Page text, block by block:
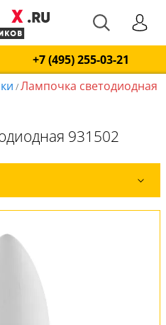
+7 (495) 255-03-21
/Лампочка светодиодная
931502